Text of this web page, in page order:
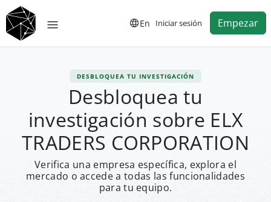
En Iniciar sesión Empezar
DESBLOQUEA TU INVESTIGACIÓN
Desbloquea tu
investigación sobre ELX
TRADERS CORPORATION
Verifica una empresa específica, explora el
mercado o accede a todas las funcionalidades
para tu equipo.